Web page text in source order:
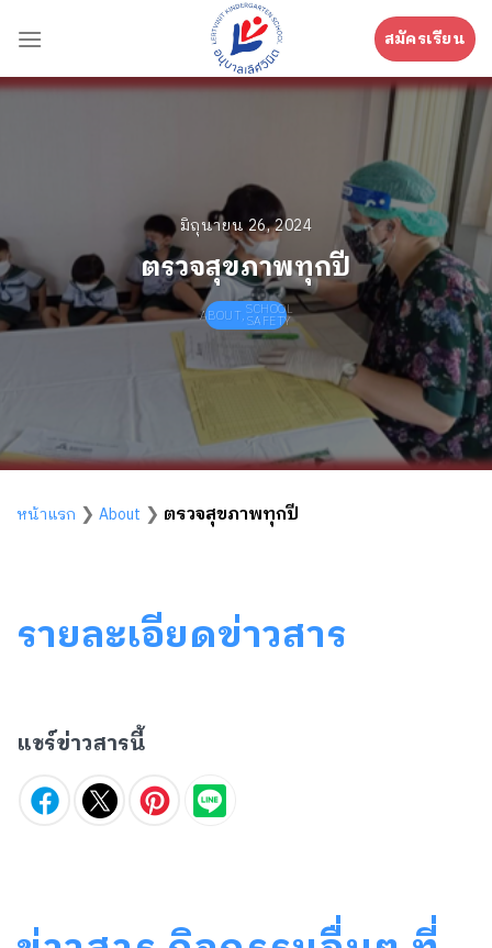
สมัครเรียน
มิถุนายน 26, 2024
ตรวจสุขภาพทุกปี
ABOUT,SCHOOL
SAFETY
หน้าแรก ❯ About ❯ ตรวจสุขภาพทุกปี
รายละเอียดข่าวสาร
แชร์ข่าวสารนี้